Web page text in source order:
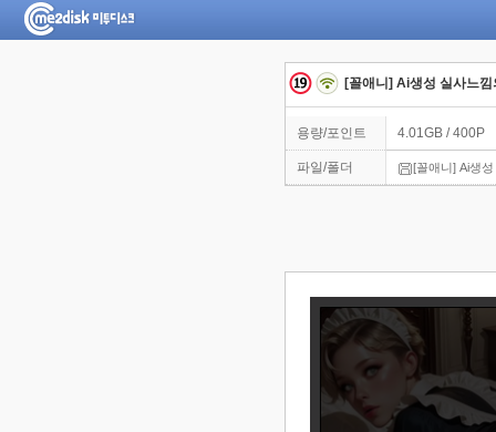
[꼴애니] Ai생성 실사느
용량/포인트 4.01GB / 400P
파일/폴더 [꼴애니] Ai생